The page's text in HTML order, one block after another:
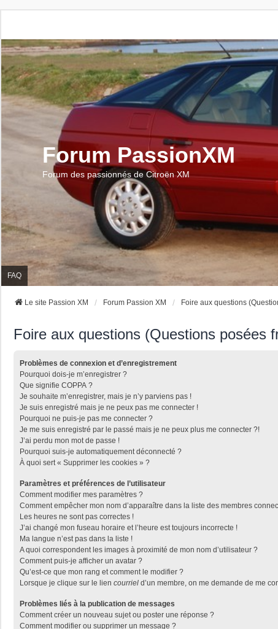
Forum PassionXM
Forum des passionnés de Citroën XM
FAQ
Le site Passion XM Forum Passion XM Foire aux questions
Foire aux questions (Questions posées
Problèmes de connexion et d’enregistrement
Pourquoi dois-je m’enregistrer ?
Que signifie COPPA ?
Je souhaite m’enregistrer, mais je n’y parviens pas !
Je suis enregistré mais je ne peux pas me connecter !
Pourquoi ne puis-je pas me connecter ?
Je me suis enregistré par le passé mais je ne peux plus me connecter ?!
J’ai perdu mon mot de passe !
Pourquoi suis-je automatiquement déconnecté ?
À quoi sert « Supprimer les cookies » ?
Paramètres et préférences de l’utilisateur
Comment modifier mes paramètres ?
Comment empêcher mon nom d’apparaître dans la liste des membres
Les heures ne sont pas correctes !
J’ai changé mon fuseau horaire et l’heure est toujours incorrecte !
Ma langue n’est pas dans la liste !
A quoi correspondent les images à proximité de mon nom d’utilisateur ?
Comment puis-je afficher un avatar ?
Qu’est-ce que mon rang et comment le modifier ?
Lorsque je clique sur le lien courriel d’un membre, on me demande de me
Problèmes liés à la publication de messages
Comment créer un nouveau sujet ou poster une réponse ?
Comment modifier ou supprimer un message ?